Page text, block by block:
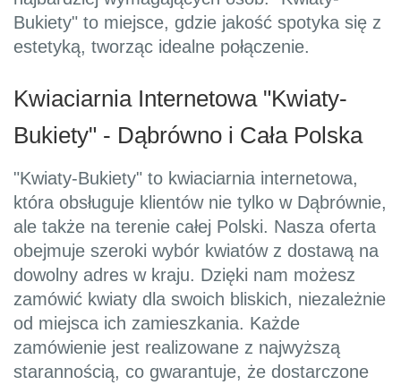
Bukiety" to miejsce, gdzie jakość spotyka się z
estetyką, tworząc idealne połączenie.
Kwiaciarnia Internetowa "Kwiaty-
Bukiety" - Dąbrówno i Cała Polska
"Kwiaty-Bukiety" to kwiaciarnia internetowa,
która obsługuje klientów nie tylko w Dąbrównie,
ale także na terenie całej Polski. Nasza oferta
obejmuje szeroki wybór kwiatów z dostawą na
dowolny adres w kraju. Dzięki nam możesz
zamówić kwiaty dla swoich bliskich, niezależnie
od miejsca ich zamieszkania. Każde
zamówienie jest realizowane z najwyższą
starannością, co gwarantuje, że dostarczone